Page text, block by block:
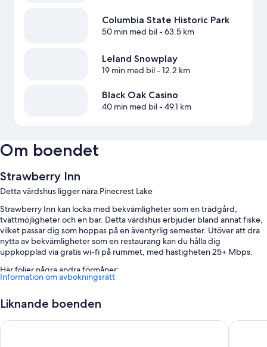
Columbia State Historic Park
50 min med bil- 63.5 km
Leland Snowplay
19 min med bil- 12.2 km
Black Oak Casino
40 min med bil- 49.1 km
Om boendet
Strawberry Inn
Detta värdshus ligger nära Pinecrest Lake
Strawberry Inn kan locka med bekvämligheter som en trädgård,
tvättmöjligheter och en bar. Detta värdshus erbjuder bland annat fiske,
vilket passar dig som hoppas på en äventyrlig semester. Utöver att dra
nytta av bekvämligheter som en restaurang kan du hålla dig
uppkopplad via gratis wi-fi på rummet, med hastigheten 25+ Mbps.
Här följer några andra förmåner:
Komplett frukost (tilläggsavgift), ett biljardbord och en rökfri
Flerspråkig personal, hjälp med bokning av biljetter och guidade
Information om avbokningsrätt
Liknande boenden
Best Western Stagecoach Inn